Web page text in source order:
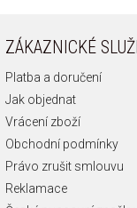
ZÁKAZNICKÉ
Platba a doručení
Jak objednat
Vrácení zboží
Obchodní podmínky
Právo zrušit smlouvu
Reklamace